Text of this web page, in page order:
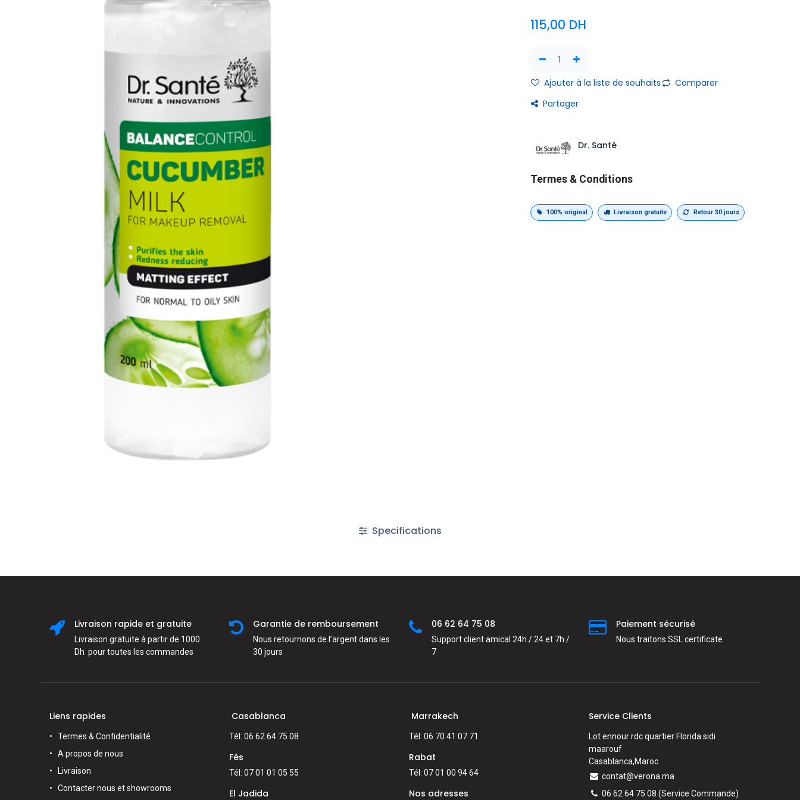
115,00 DH
Ajouter à la liste de souhaits
Comparer
Partager
Dr. Santé
Termes & Conditions
100% original Livraison gratuite Retour 30 jours
Specifications
Livraison rapide et gratuite
Livraison gratuite à partir de 1000
Dh pour toutes les commandes
Garantie de remboursement
Nous retournons de l’argent dans les
30 jours
06 62 64 75 08
Support client amical 24h / 24 et 7h /
7
Paiement sécurisé
Nous traitons SSL сertificate
Liens rapides
Termes & Confidentialité
A propos de nous
Livraison
Contacter nous et showrooms
Casablanca
Tél: 06 62 64 75 08
Fés
Tél: 07 01 01 05 55
El Jadida
Marrakech
Tél: 06 70 41 07 71
Rabat
Tél: 07 01 00 94 64
Nos adresses
Service Clients
Lot ennour rdc quartier Florida sidi
maarouf
Casablanca,Maroc
contat@verona.ma
06 62 64 75 08 (Service Commande)